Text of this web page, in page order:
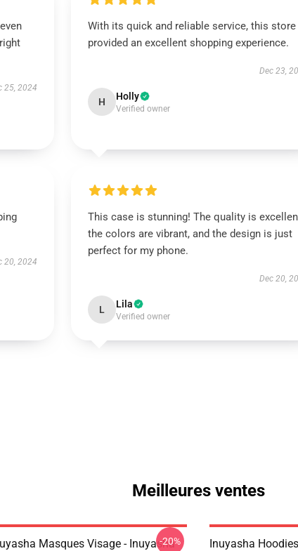
25, 2024
With its quick and reliable service, this store
provided an excellent shopping experience.
Dec 23,
H Holly
Verified owner
20, 2024
This case is stunning! The quality is
the colors are vibrant, and the design is just
perfect for my phone.
Dec 20,
L Lila
Verified owner
Meilleures ventes
Masques Visage - Inuyasha
-20%
Inuyasha